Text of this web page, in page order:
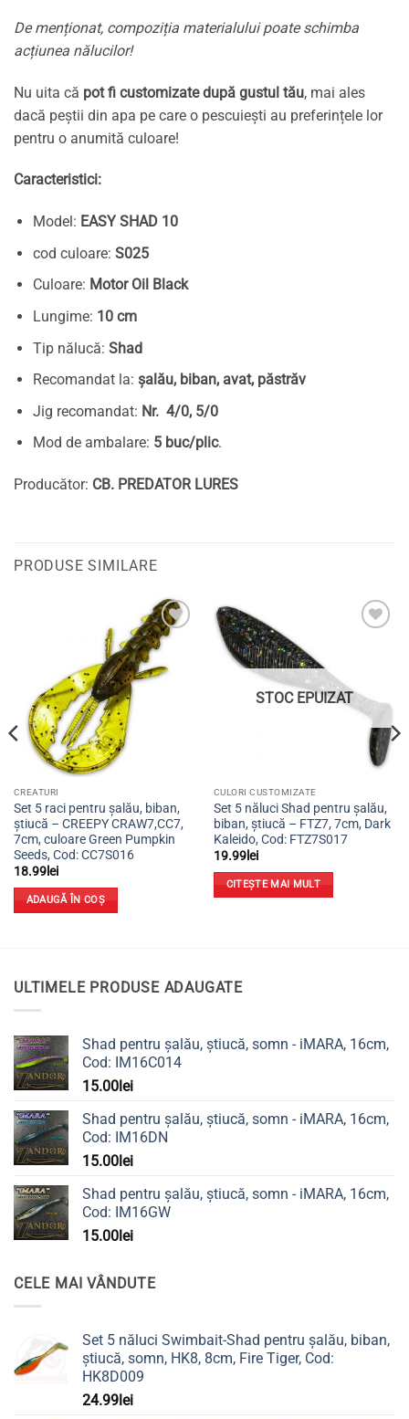
De menționat, compoziția materialului poate schimba
acțiunea nălucilor!
Nu uita că pot fi customizate după gustul tău, mai ales
dacă peștii din apa pe care o pescuiești au preferințele lor
pentru o anumită culoare!
Caracteristici:
Model: EASY SHAD 10
cod culoare: S025
Culoare: Motor Oil Black
Lungime: 10 cm
Tip nălucă: Shad
Recomandat la: șalău, biban, avat, păstrăv
Jig recomandat: Nr. 4/0, 5/0
Mod de ambalare: 5 buc/plic.
Producător: CB. PREDATOR LURES
PRODUSE SIMILARE
Adaugă
favorite
CREATURI
Set 5 raci pentru șalău, biban,
știucă – CREEPY CRAW7,CC7,
7cm, culoare Green Pumpkin
Seeds, Cod: CC7S016
18.99lei
ADAUGĂ ÎN COȘ
STOC EPUIZAT
CULORI CUSTOMIZATE
Set 5 năluci Shad pentru șalău,
biban, știucă – FTZ7, 7cm, Dark
Kaleido, Cod: FTZ7S017
19.99lei
CITEȘTE MAI MULT
ULTIMELE PRODUSE ADAUGATE
Shad pentru șalău, știucă, somn - iMARA, 16cm,
Cod: IM16C014
15.00lei
Shad pentru șalău, știucă, somn - iMARA, 16cm,
Cod: IM16DN
15.00lei
Shad pentru șalău, știucă, somn - iMARA, 16cm,
Cod: IM16GW
15.00lei
CELE MAI VÂNDUTE
Set 5 năluci Swimbait-Shad pentru șalău, biban,
știucă, somn, HK8, 8cm, Fire Tiger, Cod:
HK8D009
24.99lei